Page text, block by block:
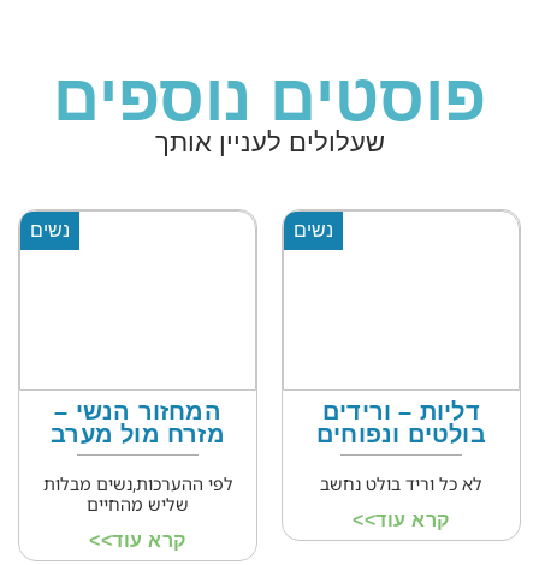
פוסטים נוספים
שעלולים לעניין אותך
נשים
דליות – ורידים
בולטים ונפוחים
לא כל וריד בולט נחשב
קרא עוד>>
נשים
המחזור הנשי –
מזרח מול מערב
לפי ההערכות,נשים מבלות
שליש מהחיים
קרא עוד>>